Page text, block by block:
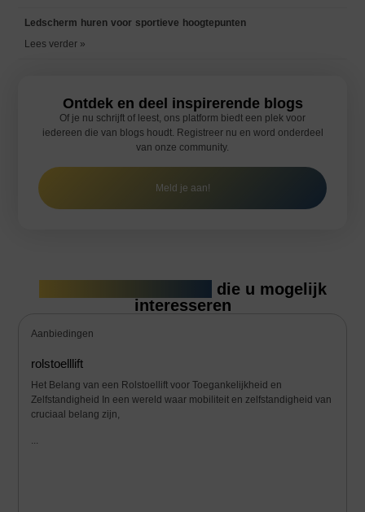
Ledscherm huren voor sportieve hoogtepunten
Lees verder »
Ontdek en deel inspirerende blogs
Of je nu schrijft of leest, ons platform biedt een plek voor
iedereen die van blogs houdt. Registreer nu en word onderdeel
van onze community.
Meld je aan!
die u mogelijk
interesseren
Aanbiedingen
rolstoelllift
Het Belang van een Rolstoellift voor Toegankelijkheid en
Zelfstandigheid In een wereld waar mobiliteit en zelfstandigheid van
cruciaal belang zijn,
...